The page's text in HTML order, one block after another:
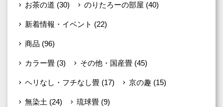
お茶の道 (30) のりたろーの部屋 (40)
新着情報・イベント (22)
商品 (96)
カラー畳 (3) その他・国産畳 (45)
ヘリなし・フチなし畳 (17) 京の趣 (15)
無染土 (24) 琉球畳 (9)